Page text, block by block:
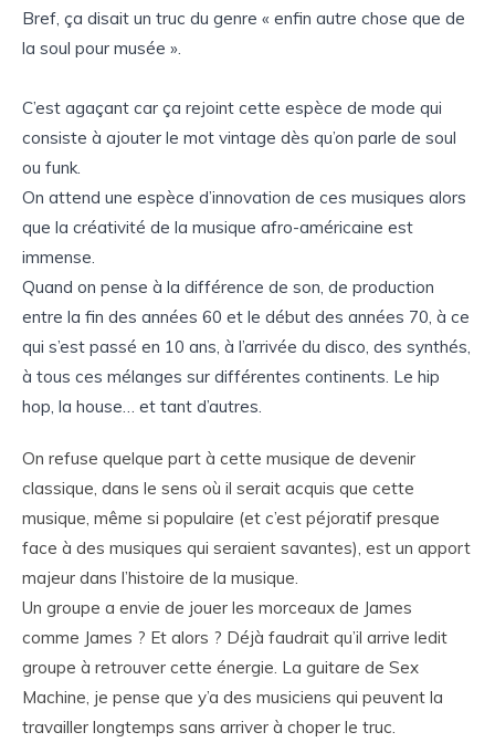
Bref, ça disait un truc du genre « enfin autre chose que de
la soul pour musée ».
C’est agaçant car ça rejoint cette espèce de mode qui
consiste à ajouter le mot vintage dès qu’on parle de soul
ou funk.
On attend une espèce d’innovation de ces musiques alors
que la créativité de la musique afro-américaine est
immense.
Quand on pense à la différence de son, de production
entre la fin des années 60 et le début des années 70, à ce
qui s’est passé en 10 ans, à l’arrivée du disco, des synthés,
à tous ces mélanges sur différentes continents. Le hip
hop, la house… et tant d’autres.
On refuse quelque part à cette musique de devenir
classique, dans le sens où il serait acquis que cette
musique, même si populaire (et c’est péjoratif presque
face à des musiques qui seraient savantes), est un apport
majeur dans l’histoire de la musique.
Un groupe a envie de jouer les morceaux de James
comme James ? Et alors ? Déjà faudrait qu’il arrive ledit
groupe à retrouver cette énergie. La guitare de Sex
Machine, je pense que y’a des musiciens qui peuvent la
travailler longtemps sans arriver à choper le truc.